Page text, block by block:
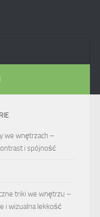
we wnętrzach –
i spójność
triki we wnętrzu –
i wizualna lekkość